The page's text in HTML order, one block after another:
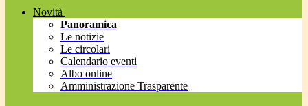
Novità
Panoramica
Le notizie
Le circolari
Calendario eventi
Albo online
Amministrazione Trasparente